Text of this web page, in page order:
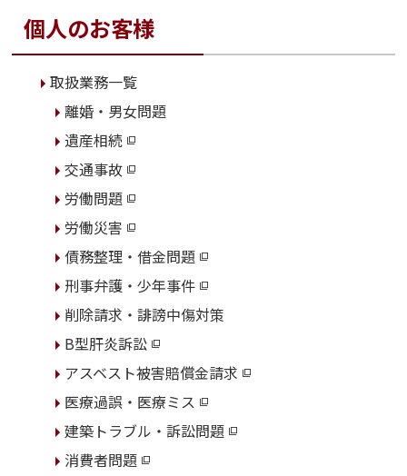
個人のお客様
取扱業務一覧
離婚・男女問題
遺産相続
交通事故
労働問題
労働災害
債務整理・借金問題
刑事弁護・少年事件
削除請求・誹謗中傷対策
B型肝炎訴訟
アスベスト被害賠償金請求
医療過誤・医療ミス
建築トラブル・訴訟問題
消費者問題